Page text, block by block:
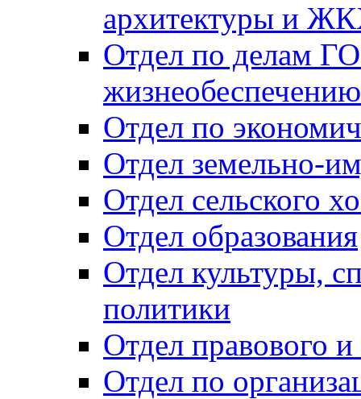
архитектуры и
Отдел по делам
Отдел по
Отдел земельно-
Отдел сельского
Отдел образования
Отдел культуры,
политики
Отдел правового
Отдел по